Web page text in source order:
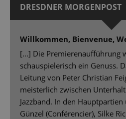
DRESDNER MORGENPOST
Willkommen, Bienvenue,
[...] Die Premierenaufführung
schauspielerisch ein Genuss.
Leitung von Peter Christian
meisterlich zwischen
Jazzband. In den
Günzel (Conférencier), Silke